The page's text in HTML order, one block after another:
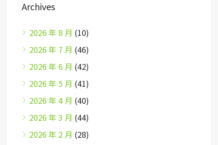
Archives
2026 年 8 月 (10)
2026 年 7 月 (46)
2026 年 6 月 (42)
2026 年 5 月 (41)
2026 年 4 月 (40)
2026 年 3 月 (44)
2026 年 2 月 (28)